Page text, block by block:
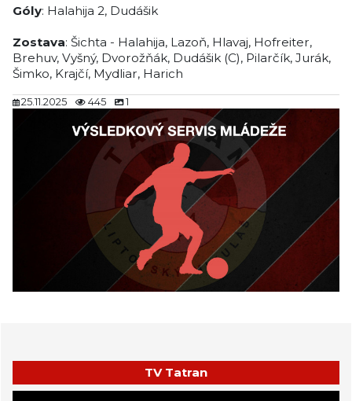
Góly: Halahija 2, Dudášik
Zostava: Šichta - Halahija, Lazoň, Hlavaj, Hofreiter,
Brehuv, Vyšný, Dvorožňák, Dudášik (C), Pilarčík, Jurák,
Šimko, Krajčí, Mydliar, Harich
25.11.2025 445 1
TV Tatran